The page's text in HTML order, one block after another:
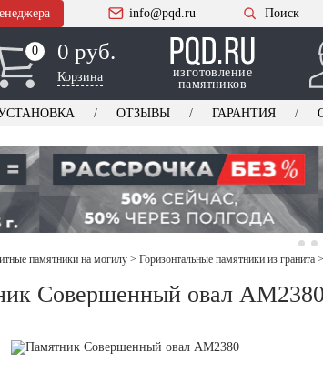
info@pqd.ru Поиск
0
0 0 руб.
Корзина
изготовление
памятников
ОТЗЫВЫ ГАРАНТИЯ
памятники на могилу > Горизонтальные памятники из гранита >
Совершенный овал AM2380